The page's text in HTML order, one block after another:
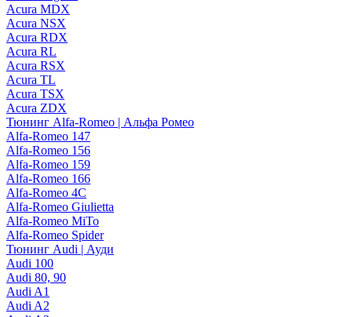
Acura MDX
Acura NSX
Acura RDX
Acura RL
Acura RSX
Acura TL
Acura TSX
Acura ZDX
Тюнинг Alfa-Romeo | Альфа Ромео
Alfa-Romeo 147
Alfa-Romeo 156
Alfa-Romeo 159
Alfa-Romeo 166
Alfa-Romeo 4C
Alfa-Romeo Giulietta
Alfa-Romeo MiTo
Alfa-Romeo Spider
Тюнинг Audi | Ауди
Audi 100
Audi 80, 90
Audi A1
Audi A2